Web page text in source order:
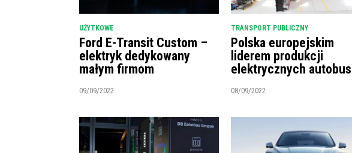
UŻYTKOWE
Ford E-Transit Custom –
elektryk dedykowany
małym firmom
09/09/2022
TRANSPORT PUBLICZNY
Polska europejskim
liderem produkcji
elektrycznych
08/09/2022